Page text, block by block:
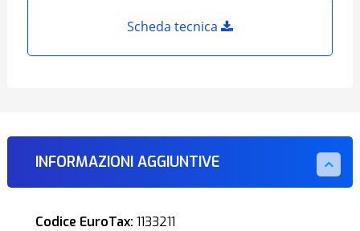
Scheda tecnica
INFORMAZIONI AGGIUNTIVE
Codice EuroTax: 1133211